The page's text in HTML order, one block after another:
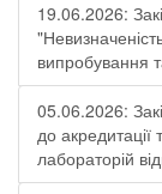
19.06.2026:
випробування
05.06.2026:
до акредитації
лабораторій